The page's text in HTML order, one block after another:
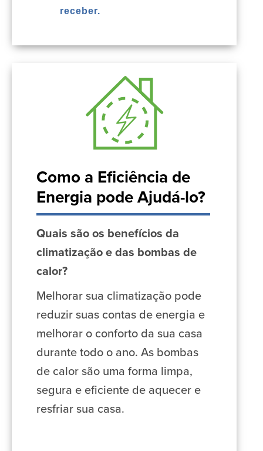
receber.
Como a Eficiência de
Energia pode Ajudá-lo?
Quais são os benefícios da
climatização e das bombas de
calor?
Melhorar sua climatização pode
reduzir suas contas de energia e
melhorar o conforto da sua casa
durante todo o ano. As bombas
de calor são uma forma limpa,
segura e eficiente de aquecer e
resfriar sua casa.